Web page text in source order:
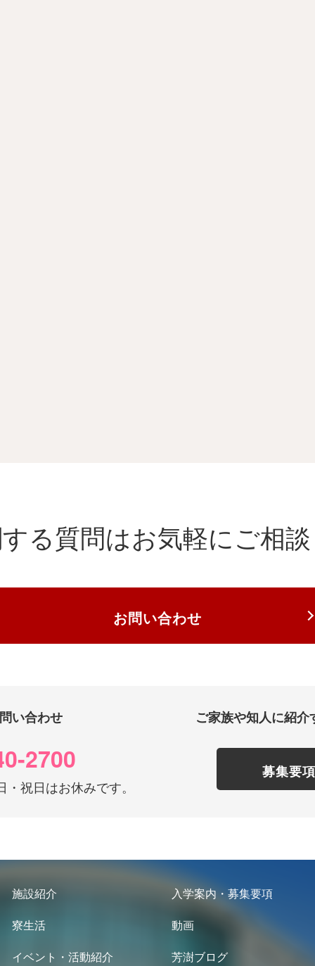
る質問はお気軽にご相
お問い合わせ
い合わせ
2700
祝日はお休みです。
ご家族や知人に紹
募集要
施設紹介
寮生活
イベント・活動紹介
入学案内・募集要項
動画
芳澍ブログ